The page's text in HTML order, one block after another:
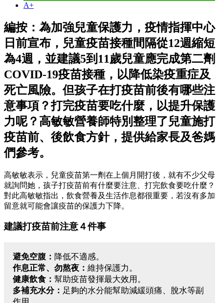
A+
編按：為加強兒童保護力，疫情指揮中心
日前宣布，兒童疫苗接種間隔從12週縮短
為4週，並建議5到11歲兒童應完成第二劑
COVID-19疫苗接種，以降低染疫重症及
死亡風險。但孩子在打疫苗前後有哪些注
意事項？打完疫苗要吃什麼，以提升保護
力呢？高敏敏營養師特別整理了兒童施打
疫苗前、後飲食方針，提供給家長及爸媽
們參考。
高敏敏表示，兒童疫苗第一劑在上個月開打後，就有不少父母
就詢問她，孩子打疫苗前有什麼要注意、打完飲食要吃什麼？
對此高敏敏指出，飲食營養及生活作息都很重要，若沒有多加
留意就可能會讓疫苗的保護力下降。
建議打疫苗前注意４件事
避免空腹： 降低不適感。
作息正常、勿熬夜： 維持保護力。
健康飲食： 幫助疫苗發揮最大效用。
多補充水分： 足夠的水分能幫助減緩頭痛、脫水等副